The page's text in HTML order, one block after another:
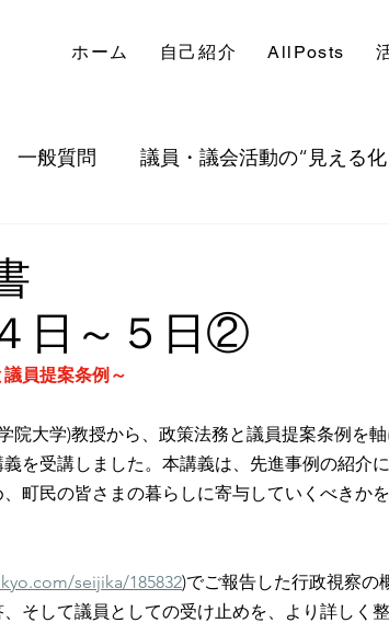
ホーム 自己紹介 AllPosts
一般質問 議員・議会活動の“見える化
察報
日～５日②
員提案条例～
院大学)教授から、政策法務と議員提案条例を
を受講しました。本講義は、先進事例の紹介
町民の皆さまの暮らしに寄与していくべきか
seijika/185832)でご報告した行政視察の
そして議員としての受け止めを、より詳しく整